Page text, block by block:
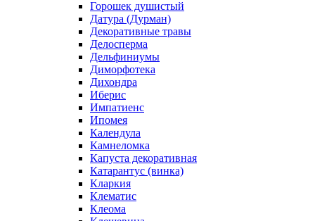
Горошек душистый
Датура (Дурман)
Декоративные травы
Делосперма
Дельфиниумы
Диморфотека
Дихондра
Иберис
Импатиенс
Ипомея
Календула
Камнеломка
Капуста декоративная
Катарантус (винка)
Кларкия
Клематис
Клеома